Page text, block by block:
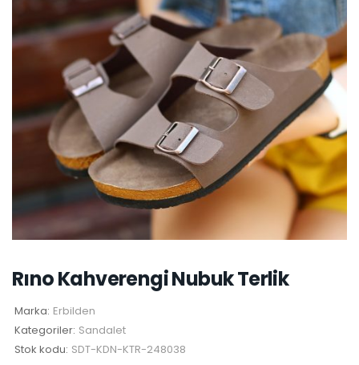
Rıno Kahverengi Nubuk Terlik
Marka: Erbilden
Kategoriler: Sandalet
Stok kodu: SDT-KDN-KTR-248038